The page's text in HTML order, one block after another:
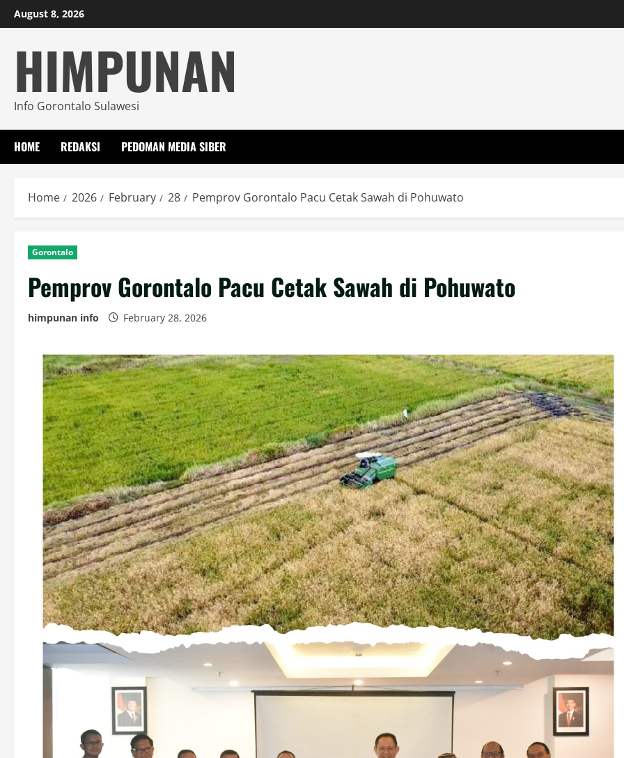
Skip
to
August 8, 2026
HIMPUNAN
Info Gorontalo Sulawesi
HOME REDAKSI PEDOMAN MEDIA SIBER
Home 2026 February 28 Pemprov Gorontalo Pacu Cetak Sawah di Pohuwato
Gorontalo
Pemprov Gorontalo Pacu Cetak Sawah di Pohuwato
himpunan info February 28, 2026